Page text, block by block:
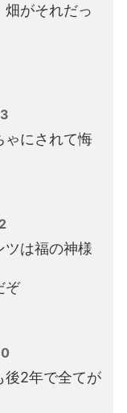
畑がそれだっ
ゃにされて悔
ツは福の神様
ぞ
後2年で全てが